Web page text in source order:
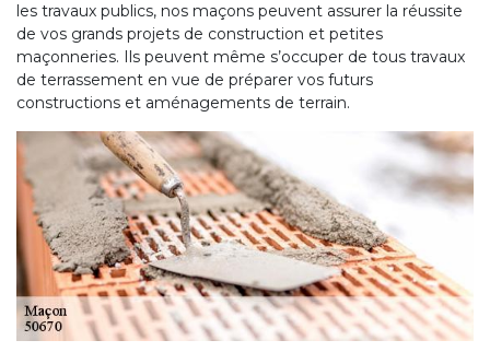
les travaux publics, nos maçons peuvent assurer la réussite
de vos grands projets de construction et petites
maçonneries. Ils peuvent même s’occuper de tous travaux
de terrassement en vue de préparer vos futurs
constructions et aménagements de terrain.